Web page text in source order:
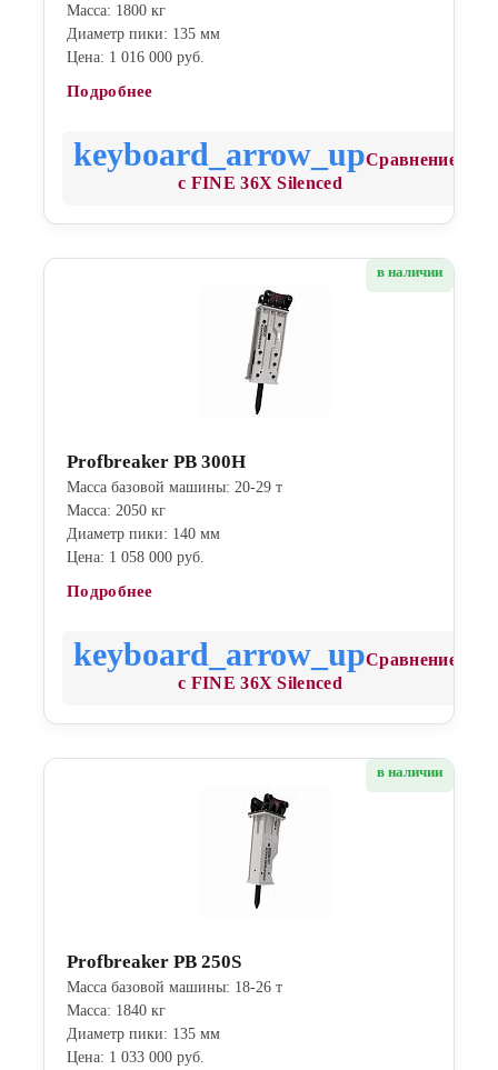
Масса: 1800 кг
Диаметр пики: 135 мм
Цена: 1 016 000 руб.
Подробнее
Сравнение
с FINE 36X Silenced
в наличии
Profbreaker PB 300H
Масса базовой машины: 20-29 т
Масса: 2050 кг
Диаметр пики: 140 мм
Цена: 1 058 000 руб.
Подробнее
Сравнение
с FINE 36X Silenced
в наличии
Profbreaker PB 250S
Масса базовой машины: 18-26 т
Масса: 1840 кг
Диаметр пики: 135 мм
Цена: 1 033 000 руб.